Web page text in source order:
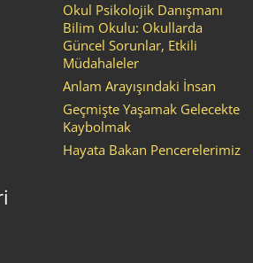
Okul Psikolojik Danışmanı
Bilim Okulu: Okullarda
Güncel Sorunlar, Etkili
Müdahaleler
Anlam Arayışındaki İnsan
Geçmişte Yaşamak Gelecekte
Kaybolmak
Hayata Bakan Pencerelerimiz